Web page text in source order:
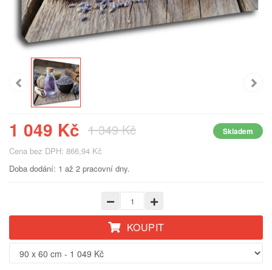
1 049 Kč 1 349 Kč Skladem
Cena bez DPH: 866,94 Kč
Doba dodání: 1 až 2 pracovní dny.
KOUPIT